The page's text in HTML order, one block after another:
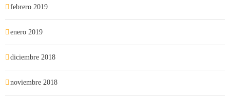
febrero 2019
enero 2019
diciembre 2018
noviembre 2018